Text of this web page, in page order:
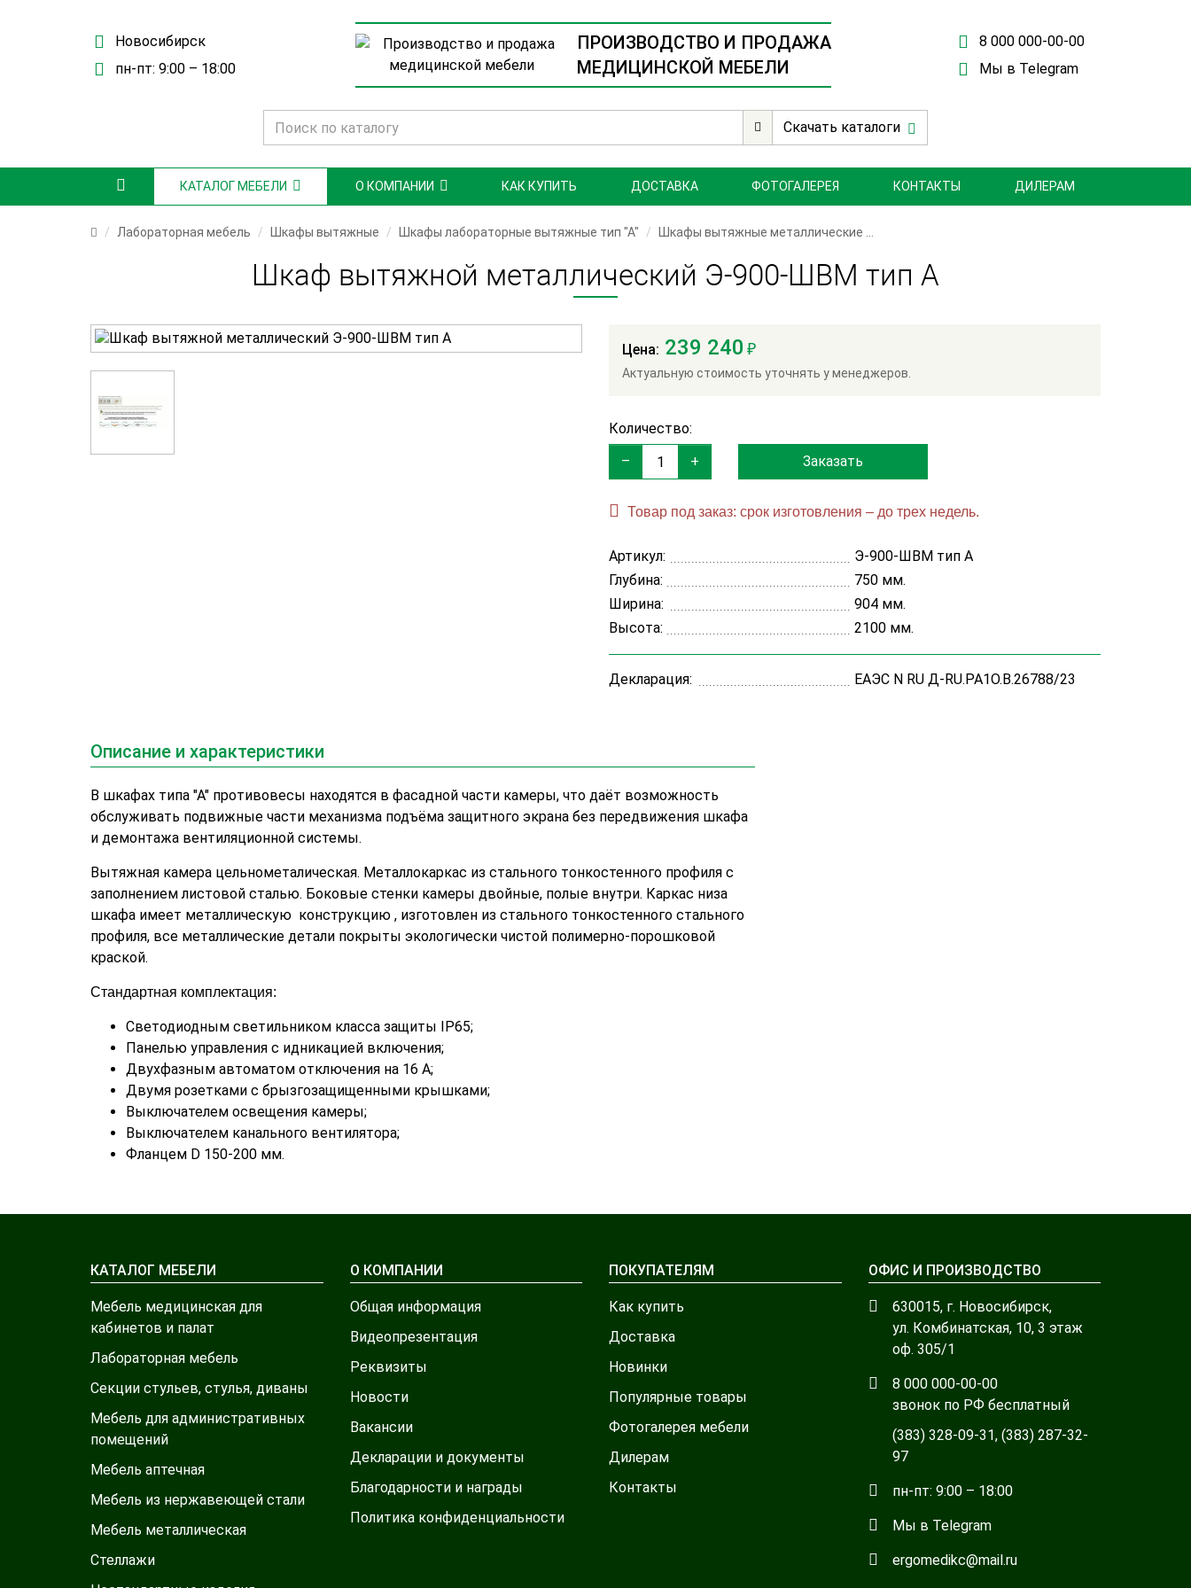
Новосибирск
пн-пт: 9:00 – 18:00
8 000 000-00-00
Мы в Telegram
ПРОИЗВОДСТВО И ПРОДАЖА
МЕДИЦИНСКОЙ МЕБЕЛИ
Скачать каталоги
КАТАЛОГ МЕБЕЛИ О КОМПАНИИ КАК КУПИТЬ ДОСТАВКА ФОТОГАЛЕРЕЯ КОНТАКТЫ ДИЛЕРАМ
Лабораторная мебель Шкафы вытяжные Шкафы лабораторные вытяжные тип "А" Шкафы вытяжные металлические
Шкаф вытяжной металлический Э-900-ШВМ тип А
Цена: 239 240 ₽
Актуальную стоимость уточнять у менеджеров.
Количество:
–
+ Заказать
Товар под заказ: срок изготовления – до трех недель.
Артикул:
Э-900-ШВМ тип А
Глубина:
750 мм.
Ширина:
904 мм.
Высота:
2100 мм.
Декларация: ЕАЭС N RU Д-RU.РА1O.В.26788/23
Описание и характеристики
В шкафах типа "А" противовесы находятся в фасадной части камеры, что даёт возможность
обслуживать подвижные части механизма подъёма защитного экрана без передвижения шкафа
и демонтажа вентиляционной системы.
Вытяжная камера цельнометалическая. Металлокаркас из стального тонкостенного профиля с
заполнением листовой сталью. Боковые стенки камеры двойные, полые внутри. Каркас низа
шкафа имеет металлическую конструкцию , изготовлен из стального тонкостенного стального
профиля, все металлические детали покрыты экологически чистой полимерно-порошковой
краской.
Стандартная комплектация:
Светодиодным светильником класса защиты IP65;
Панелью управления с идникацией включения;
Двухфазным автоматом отключения на 16 А;
Двумя розетками с брызгозащищенными крышками;
Выключателем освещения камеры;
Выключателем канального вентилятора;
Фланцем D 150-200 мм.
КАТАЛОГ МЕБЕЛИ
Мебель медицинская для
кабинетов и палат
Лабораторная мебель
Секции стульев, стулья, диваны
Мебель для административных
помещений
Мебель аптечная
Мебель из нержавеющей стали
Мебель металлическая
Стеллажи
О КОМПАНИИ
Общая информация
Видеопрезентация
Реквизиты
Новости
Вакансии
Декларации и документы
Благодарности и награды
Политика конфиденциальности
ПОКУПАТЕЛЯМ
Как купить
Доставка
Новинки
Популярные товары
Фотогалерея мебели
Дилерам
Контакты
ОФИС И ПРОИЗВОДСТВО
630015, г. Новосибирск,
ул. Комбинатская, 10, 3 этаж
оф. 305/1
8 000 000-00-00
звонок по РФ бесплатный
(383) 328-09-31, (383) 287-32-
97
пн-пт: 9:00 – 18:00
Мы в Telegram
ergomedikc@mail.ru